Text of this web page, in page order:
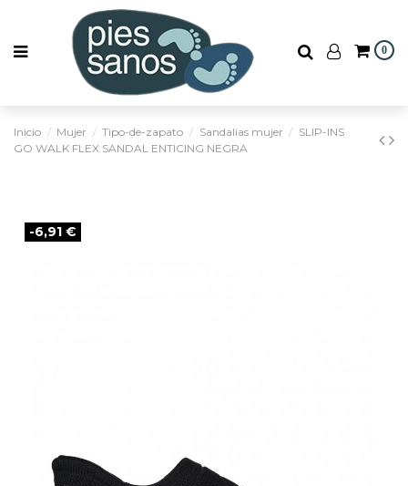
0
Inicio Mujer Tipo-de-zapato Sandalias mujer
SLIP-INS
GO WALK FLEX SANDAL ENTICING NEGRA
-6,91 €